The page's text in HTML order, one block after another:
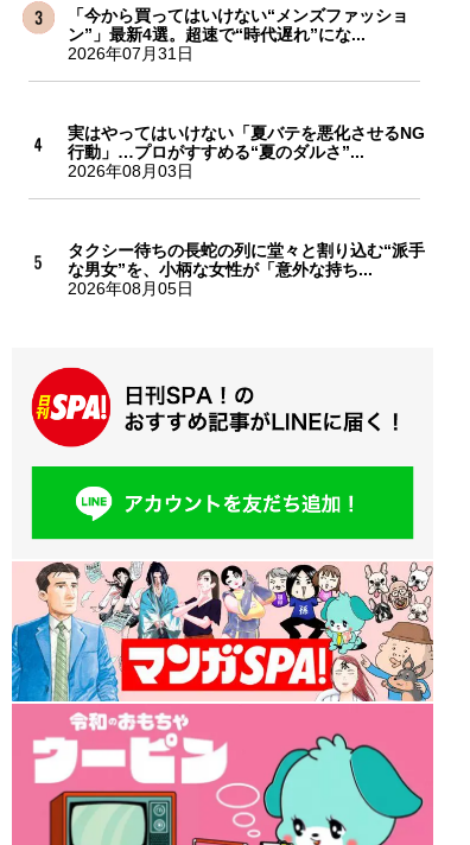
「今から買ってはいけない“メンズファッショ
ン”」最新4選。超速で“時代遅れ”にな...
2026年07月31日
実はやってはいけない「夏バテを悪化させるNG
行動」…プロがすすめる“夏のダルさ”...
2026年08月03日
タクシー待ちの長蛇の列に堂々と割り込む“派手
な男女”を、小柄な女性が「意外な持ち...
2026年08月05日